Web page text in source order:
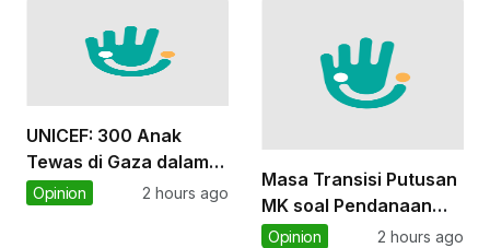
UNICEF: 300 Anak
Tewas di Gaza dalam
300 Hari, Serangan
Opinion 2 hours ago
Masa Transisi Putusan
MK soal Pendanaan
MBG Tak Semestinya
Opinion 2 hours ago